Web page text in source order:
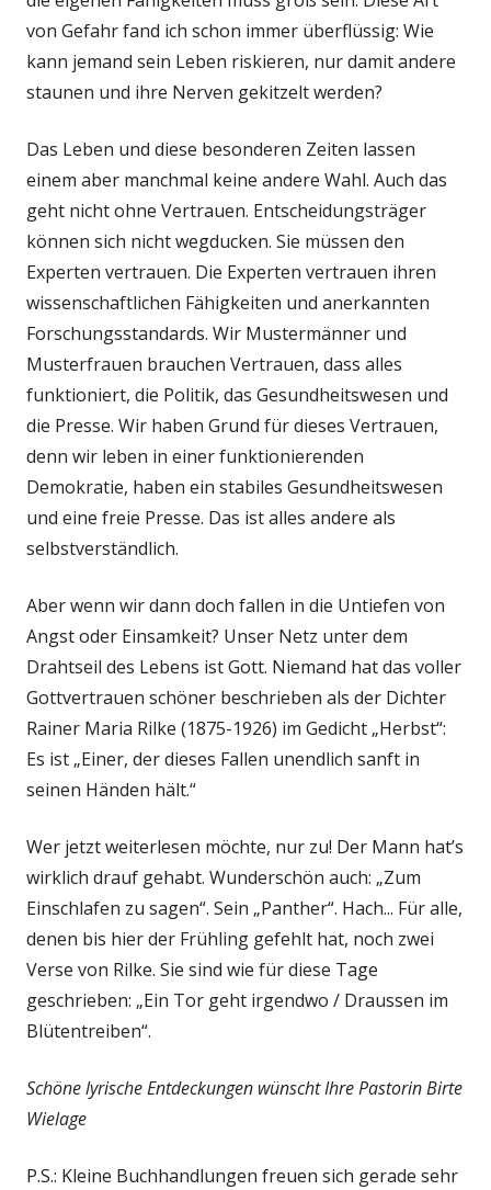
von Gefahr fand ich schon immer überflüssig: Wie
kann jemand sein Leben riskieren, nur damit andere
staunen und ihre Nerven gekitzelt werden?
Das Leben und diese besonderen Zeiten lassen
einem aber manchmal keine andere Wahl. Auch das
geht nicht ohne Vertrauen. Entscheidungsträger
können sich nicht wegducken. Sie müssen den
Experten vertrauen. Die Experten vertrauen ihren
wissenschaftlichen Fähigkeiten und anerkannten
Forschungsstandards. Wir Mustermänner und
Musterfrauen brauchen Vertrauen, dass alles
funktioniert, die Politik, das Gesundheitswesen und
die Presse. Wir haben Grund für dieses Vertrauen,
denn wir leben in einer funktionierenden
Demokratie, haben ein stabiles Gesundheitswesen
und eine freie Presse. Das ist alles andere als
selbstverständlich.
Aber wenn wir dann doch fallen in die Untiefen von
Angst oder Einsamkeit? Unser Netz unter dem
Drahtseil des Lebens ist Gott. Niemand hat das voller
Gottvertrauen schöner beschrieben als der Dichter
Rainer Maria Rilke (1875-1926) im Gedicht „Herbst“:
Es ist „Einer, der dieses Fallen unendlich sanft in
seinen Händen hält.“
Wer jetzt weiterlesen möchte, nur zu! Der Mann hat’s
wirklich drauf gehabt. Wunderschön auch: „Zum
Einschlafen zu sagen“. Sein „Panther“. Hach... Für alle,
denen bis hier der Frühling gefehlt hat, noch zwei
Verse von Rilke. Sie sind wie für diese Tage
geschrieben: „Ein Tor geht irgendwo / Draussen im
Blütentreiben“.
Schöne lyrische Entdeckungen wünscht Ihre Pastorin Birte
Wielage
P.S.: Kleine Buchhandlungen freuen sich gerade sehr